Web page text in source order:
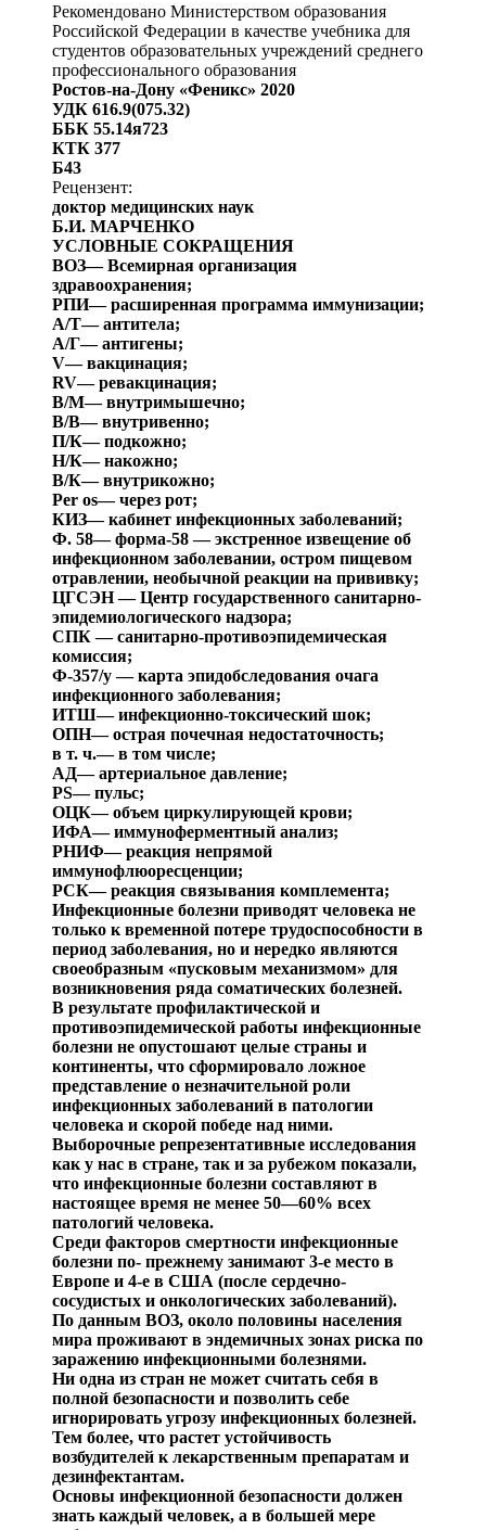
Рекомендовано Министерством образования
Российской Федерации в качестве учебника для
студентов образовательных учреждений среднего
профессионального образования
Ростов-на-Дону «Феникс» 2020
УДК 616.9(075.32)
ББК 55.14я723
КТК 377
Б43
Рецензент:
доктор медицинских наук
Б.И. МАРЧЕНКО
УСЛОВНЫЕ СОКРАЩЕНИЯ
ВОЗ— Всемирная организация
здравоохранения;
РПИ— расширенная программа иммунизации;
А/Т— антитела;
А/Г—антигены;
V— вакцинация;
RV— ревакцинация;
В/М— внутримышечно;
В/В— внутривенно;
П/К— подкожно;
Н/К— накожно;
В/К—внутрикожно;
Per os— через рот;
КИЗ— кабинет инфекционных заболеваний;
Ф. 58— форма-58 — экстренное извещение об
инфекционном заболевании, остром пищевом
отравлении, необычной реакции на прививку;
ЦГСЭН — Центр государственного санитарно-
эпидемиологического надзора;
СПК — санитарно-противоэпидемическая
комиссия;
Ф-357/у — карта эпидобследования очага
инфекционного заболевания;
ИТШ— инфекционно-токсический шок;
ОПН— острая почечная недостаточность;
в т. ч.— в том числе;
АД— артериальное давление;
PS— пульс;
ОЦК— объем циркулирующей крови;
ИФА— иммуноферментный анализ;
РНИФ— реакция непрямой
иммунофлюоресценции;
РСК— реакция связывания комплемента;
Инфекционные болезни приводят человека не
только к временной потере трудоспособности в
период заболевания, но и нередко являются
своеобразным «пусковым механизмом» для
возникновения ряда соматических болезней.
В результате профилактической и
противоэпидемической работы инфекционные
болезни не опустошают целые страны и
континенты, что сформировало ложное
представление о незначительной роли
инфекционных заболеваний в патологии
человека и скорой победе над ними.
Выборочные репрезентативные исследования
как у нас в стране, так и за рубежом показали,
что инфекционные болезни составляют в
настоящее время не менее 50—60% всех
патологий человека.
Среди факторов смертности инфекционные
болезни по- прежнему занимают 3-е место в
Европе и 4-е в США (после сердечно-
сосудистых и онкологических заболеваний).
По данным ВОЗ, около половины населения
мира проживают в эндемичных зонах риска по
заражению инфекционными болезнями.
Ни одна из стран не может считать себя в
полной безопасности и позволить себе
игнорировать угрозу инфекционных болезней.
Тем более, что растет устойчивость
возбудителей к лекарственным препаратам и
дезинфектантам.
Основы инфекционной безопасности должен
знать каждый человек, а в большей мере